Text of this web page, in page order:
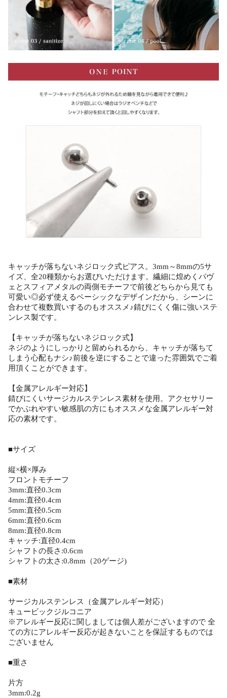
キャッチが落ちないネジロック式ピアス。3mm～8mmの5サ
イズ、全20種類からお選びいただけます。繊細に煌めくパヴ
ェとスフィアメタルの両側モチーフで前後どちらから見ても
可愛い◎必ず使えるベーシックなデザインだから、シーンに
合わせて複数買いするのもオススメ♪錆びにくく傷に強いステ
ンレス製です。
【キャッチが落ちないネジロック式】
ネジのようにしっかりと留められるから、キャッチが落ちて
しまう心配もナシ♪前後を逆にすることで違った雰囲気でご着
用頂くことができます。
【金属アレルギー対応】
錆びにくいサージカルステンレス素材を使用。アクセサリー
でかぶれやすい敏感肌の方にもオススメな金属アレルギー対
応の素材です。
■サイズ
縦×横×厚み
フロントモチーフ
3mm:直径0.3cm
4mm:直径0.4cm
5mm:直径0.5cm
6mm:直径0.6cm
8mm:直径0.8cm
キャッチ:直径0.4cm
シャフトの長さ:0.6cm
シャフトの太さ:0.8mm（20ゲージ)
■素材
サージカルステンレス（金属アレルギー対応）
キュービックジルコニア
※アレルギー反応に関しましては個人差がございますので 全
ての方にアレルギー反応が起きないことを保証するものでは
ございません
■重さ
片方
3mm:0.2g